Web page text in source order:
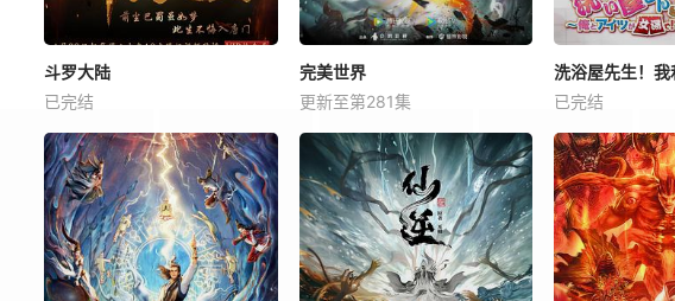
斗罗大陆
已完结
完美世界
更新至第281集
已完结